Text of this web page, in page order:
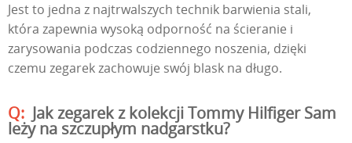
Jest to jedna z najtrwalszych technik barwienia stali,
która zapewnia wysoką odporność na ścieranie i
zarysowania podczas codziennego noszenia, dzięki
czemu zegarek zachowuje swój blask na długo.
Jak zegarek z kolekcji Tommy Hilfiger Sam
leży na szczupłym nadgarstku?